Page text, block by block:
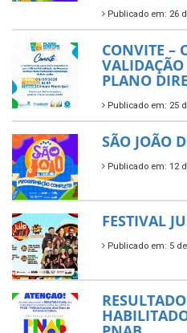
Publicado em: 26
CONVITE –
VALIDAÇÃO
PLANO
Publicado em: 25
SÃO JOÃO
Publicado em: 12
FESTIVAL
Publicado em: 5